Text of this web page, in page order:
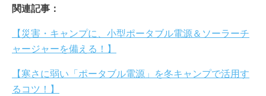
関連記事：
【災害・キャンプに、小型ポータブル電源＆ソーラーチ
ャージャーを備える！】
【寒さに弱い「ポータブル電源」を冬キャンプで活用す
るコツ！】